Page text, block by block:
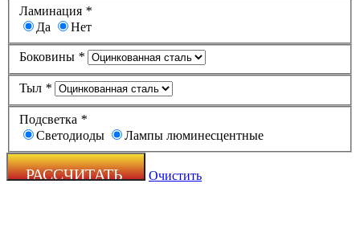
Ламинация *
Да
Нет
Боковины *
Тыл *
Подсветка *
Светодиоды
Лампы люминесцентные
Очистить